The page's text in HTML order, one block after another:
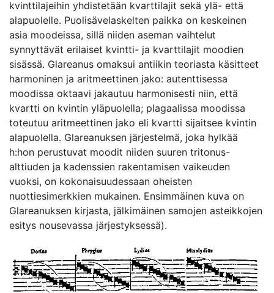
kvinttilajeihin yhdistetään kvarttilajit sekä ylä- että
alapuolelle. Puolisävelaskelten paikka on keskeinen
asia moodeissa, sillä niiden aseman vaihtelut
synnyttävät erilaiset kvintti- ja kvarttilajit moodien
sisässä. Glareanus omaksui antiikin teoriasta käsitteet
harmoninen ja aritmeettinen jako: autenttisessa
moodissa oktaavi jakautuu harmonisesti niin, että
kvartti on kvintin yläpuolella; plagaalissa moodissa
toteutuu aritmeettinen jako eli kvartti sijaitsee kvintin
alapuolella. Glareanuksen järjestelmä, joka hylkää
h:hon perustuvat moodit niiden suuren tritonus-
alttiuden ja kadenssien rakentamisen vaikeuden
vuoksi, on kokonaisuudessaan oheisten
nuottiesimerkkien mukainen. Ensimmäinen kuva on
Glareanuksen kirjasta, jälkimäinen samojen asteikkojen
esitys nousevassa järjestyksessä).